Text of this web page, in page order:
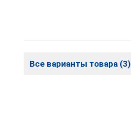
Все варианты товара (3)